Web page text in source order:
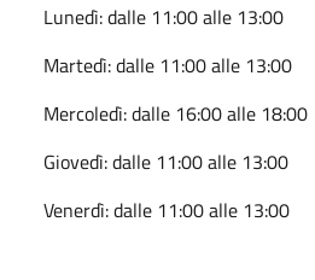
Lunedì: dalle 11:00 alle 13:00
Martedì: dalle 11:00 alle 13:00
Mercoledì: dalle 16:00 alle 18:00
Giovedì: dalle 11:00 alle 13:00
Venerdì: dalle 11:00 alle 13:00